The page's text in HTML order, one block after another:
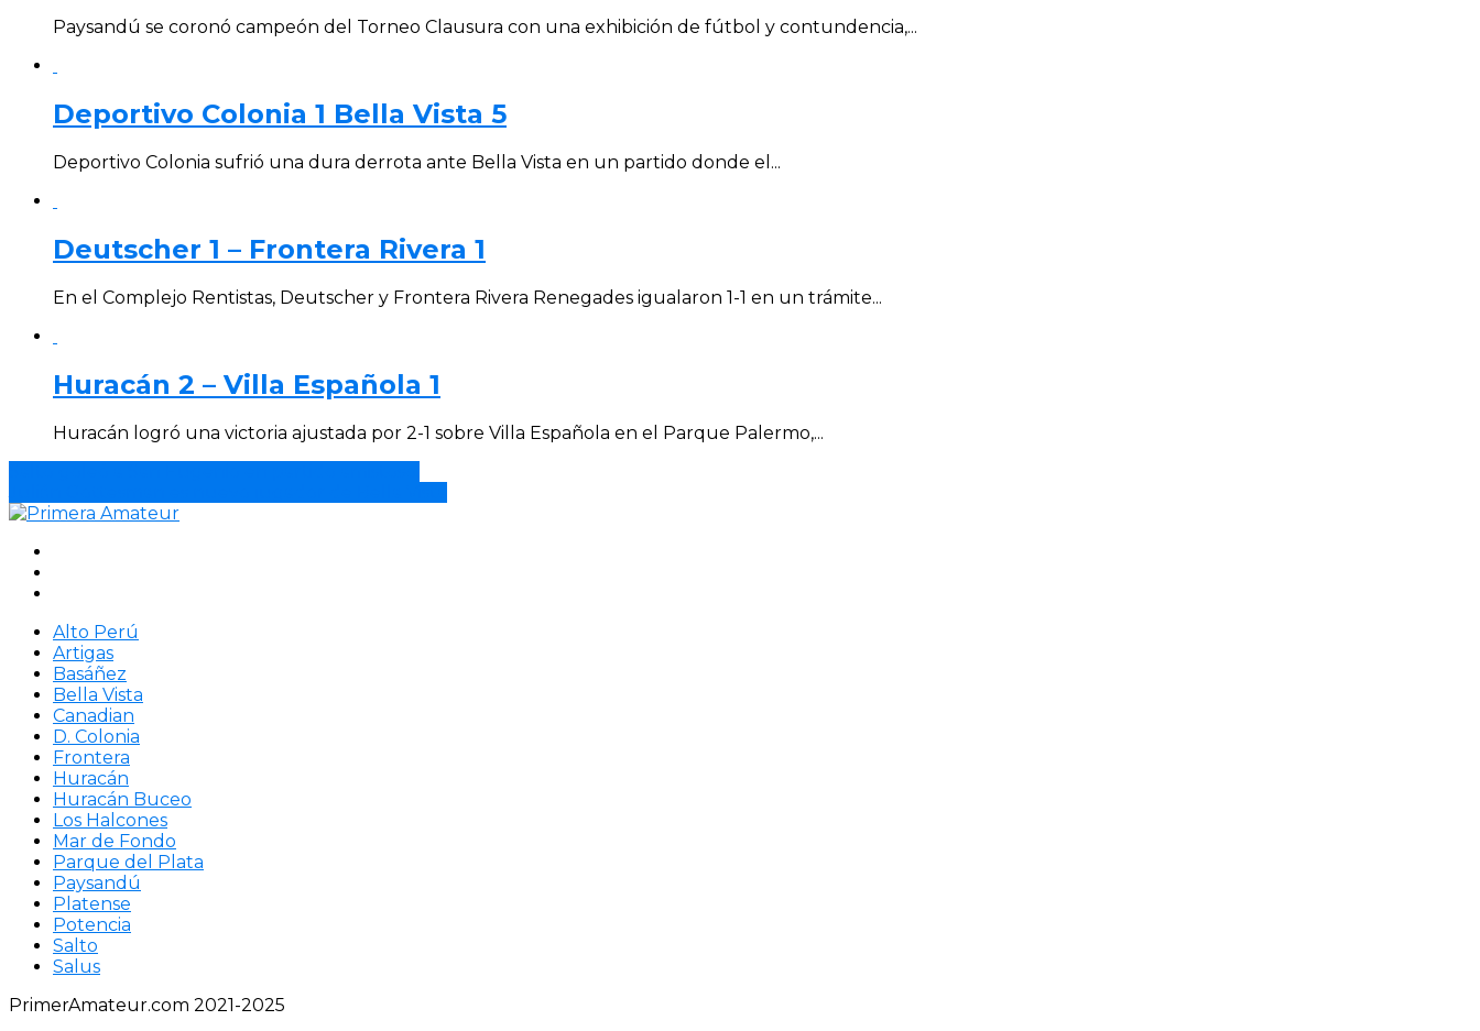
Paysandú se coronó campeón del Torneo Clausura con una exhibición de fútbol y contundencia,...
Deportivo Colonia 1 Bella Vista 5
Deportivo Colonia sufrió una dura derrota ante Bella Vista en un partido donde el...
Deutscher 1 – Frontera Rivera 1
En el Complejo Rentistas, Deutscher y Frontera Rivera Renegades igualaron 1-1 en un trámite...
Huracán 2 – Villa Española 1
Huracán logró una victoria ajustada por 2-1 sobre Villa Española en el Parque Palermo,...
Alto Perú
Artigas
Basáñez
Bella Vista
Canadian
D. Colonia
Frontera
Huracán
Huracán Buceo
Los Halcones
Mar de Fondo
Parque del Plata
Paysandú
Platense
Potencia
Salto
Salus
PrimerAmateur.com 2021-2025